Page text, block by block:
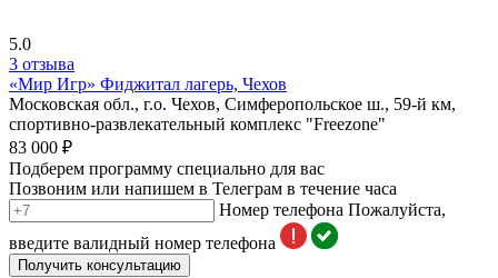
5.0
3 отзыва
«Мир Игр» Фиджитал лагерь, Чехов
Московская обл., г.о. Чехов, Симферопольское ш., 59-й км,
спортивно-развлекательный комплекс "Freezone"
83 000 ₽
Подберем программу специально для вас
Позвоним или напишем в Телеграм в течение часа
Номер телефона Пожалуйста,
введите валидный номер телефона
Получить консультацию